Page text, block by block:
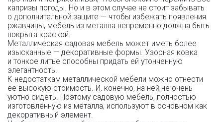
капризы погоды. Но и в этом случае не стоит забывать
о дополнительной защите — чтобы избежать появления
ржавчины, мебель из металла непременно должна быть
покрыта краской.
Металлическая садовая мебель может иметь более
изысканные — декоративные формы. Узорная ковка
и тонкое литье способны придать ей утонченную
элегантность.
К недостаткам металлической мебели можно отнести
ее высокую стоимость. И, конечно, на ней не очень
уютно сидеть. Поэтому садовую мебель, полностью
изготовленную из металла, используют в основном как
декоративный элемент.